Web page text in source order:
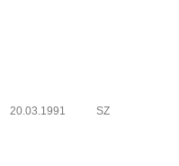
20.03.1991 SZ